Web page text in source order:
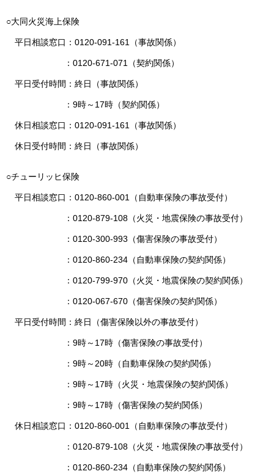
○大同火災海上保険
平日相談窓口：0120-091-161（事故関係）
：0120-671-071（契約関係）
平日受付時間：終日（事故関係）
：9時～17時（契約関係）
休日相談窓口：0120-091-161（事故関係）
休日受付時間：終日（事故関係）
○チューリッヒ保険
平日相談窓口：0120-860-001（自動車保険の事故受付）
：0120-879-108（火災・地震保険の事故受付）
：0120-300-993（傷害保険の事故受付）
：0120-860-234（自動車保険の契約関係）
：0120-799-970（火災・地震保険の契約関係）
：0120-067-670（傷害保険の契約関係）
平日受付時間：終日（傷害保険以外の事故受付）
：9時～17時（傷害保険の事故受付）
：9時～20時（自動車保険の契約関係）
：9時～17時（火災・地震保険の契約関係）
：9時～17時（傷害保険の契約関係）
休日相談窓口：0120-860-001（自動車保険の事故受付）
：0120-879-108（火災・地震保険の事故受付）
：0120-860-234（自動車保険の契約関係）